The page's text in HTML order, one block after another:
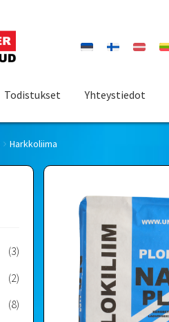
Todistukset Yhteystiedot
Harkkoliima
(3)
(2)
(8)